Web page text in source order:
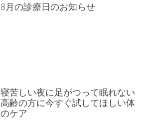
8月の診療日のお知らせ
寝苦しい夜に足がつって眠れない
高齢の方に今すぐ試してほしい体
のケア